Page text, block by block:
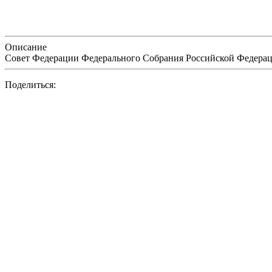
Описание
Совет Федерации Федерального Собрания Российской
Поделиться: